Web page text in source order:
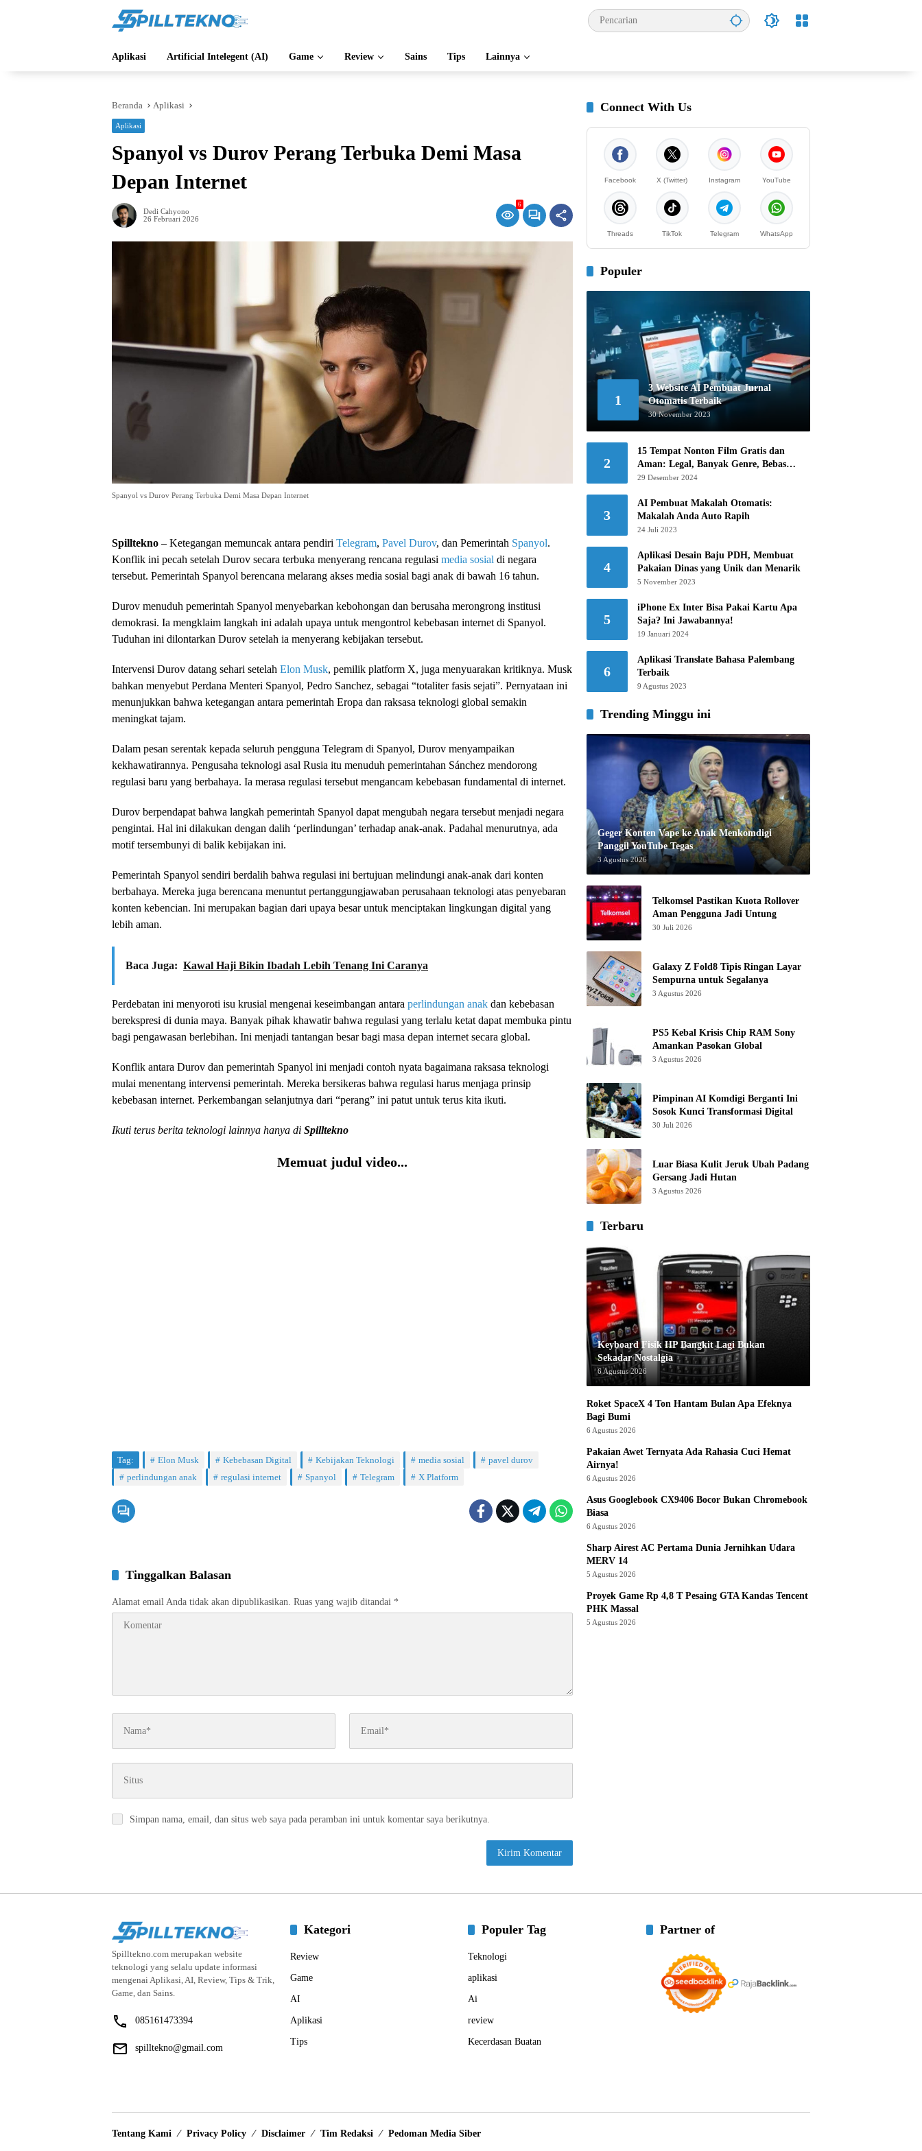
Aplikasi Artificial Intelegent (AI) Game Review Sains Tips Lainnya
Beranda Aplikasi
Aplikasi
Spanyol vs Durov Perang Terbuka Demi Masa
Depan Internet
Dedi Cahyono
26 Februari 2026
6
Spanyol vs Durov Perang Terbuka Demi Masa Depan Internet
Spilltekno – Ketegangan memuncak antara pendiri Telegram, Pavel Durov, dan Pemerintah Spanyol.
Konflik ini pecah setelah Durov secara terbuka menyerang rencana regulasi media sosial di negara
tersebut. Pemerintah Spanyol berencana melarang akses media sosial bagi anak di bawah 16 tahun.
Durov menuduh pemerintah Spanyol menyebarkan kebohongan dan berusaha merongrong institusi
demokrasi. Ia mengklaim langkah ini adalah upaya untuk mengontrol kebebasan internet di Spanyol.
Tuduhan ini dilontarkan Durov setelah ia menyerang kebijakan tersebut.
Intervensi Durov datang sehari setelah Elon Musk, pemilik platform X, juga menyuarakan kritiknya. Musk
bahkan menyebut Perdana Menteri Spanyol, Pedro Sanchez, sebagai “totaliter fasis sejati”. Pernyataan ini
menunjukkan bahwa ketegangan antara pemerintah Eropa dan raksasa teknologi global semakin
meningkat tajam.
Dalam pesan serentak kepada seluruh pengguna Telegram di Spanyol, Durov menyampaikan
kekhawatirannya. Pengusaha teknologi asal Rusia itu menuduh pemerintahan Sánchez mendorong
regulasi baru yang berbahaya. Ia merasa regulasi tersebut mengancam kebebasan fundamental di internet.
Durov berpendapat bahwa langkah pemerintah Spanyol dapat mengubah negara tersebut menjadi negara
pengintai. Hal ini dilakukan dengan dalih ‘perlindungan’ terhadap anak-anak. Padahal menurutnya, ada
motif tersembunyi di balik kebijakan ini.
Pemerintah Spanyol sendiri berdalih bahwa regulasi ini bertujuan melindungi anak-anak dari konten
berbahaya. Mereka juga berencana menuntut pertanggungjawaban perusahaan teknologi atas penyebaran
konten kebencian. Ini merupakan bagian dari upaya besar untuk menciptakan lingkungan digital yang
lebih aman.
Baca Juga: Kawal Haji Bikin Ibadah Lebih Tenang Ini Caranya
Perdebatan ini menyoroti isu krusial mengenai keseimbangan antara perlindungan anak dan kebebasan
berekspresi di dunia maya. Banyak pihak khawatir bahwa regulasi yang terlalu ketat dapat membuka pintu
bagi pengawasan berlebihan. Ini menjadi tantangan besar bagi masa depan internet secara global.
Konflik antara Durov dan pemerintah Spanyol ini menjadi contoh nyata bagaimana raksasa teknologi
mulai menentang intervensi pemerintah. Mereka bersikeras bahwa regulasi harus menjaga prinsip
kebebasan internet. Perkembangan selanjutnya dari “perang” ini patut untuk terus kita ikuti.
Ikuti terus berita teknologi lainnya hanya di Spilltekno
Memuat judul video...
Tag: Elon Musk Kebebasan Digital Kebijakan Teknologi media sosial
pavel durov
perlindungan anak
regulasi internet Spanyol Telegram X Platform
Tinggalkan Balasan
Alamat email Anda tidak akan dipublikasikan. Ruas yang wajib ditandai *
Simpan nama, email, dan situs web saya pada peramban ini untuk komentar saya berikutnya.
Connect With Us
Facebook X (Twitter) Instagram YouTube
Threads TikTok Telegram WhatsApp
Populer
1
3 Website AI Pembuat Jurnal
Otomatis Terbaik
30 November 2023
2
15 Tempat Nonton Film Gratis dan
Aman: Legal, Banyak Genre, Bebas
Khawatir!
29 Desember 2024
3
AI Pembuat Makalah Otomatis:
Makalah Anda Auto Rapih
24 Juli 2023
4
Aplikasi Desain Baju PDH, Membuat
Pakaian Dinas yang Unik dan Menarik
5 November 2023
5
iPhone Ex Inter Bisa Pakai Kartu Apa
Saja? Ini Jawabannya!
19 Januari 2024
6
Aplikasi Translate Bahasa Palembang
Terbaik
9 Agustus 2023
Trending Minggu ini
Geger Konten Vape ke Anak Menkomdigi
Panggil YouTube Tegas
3 Agustus 2026
Telkomsel Pastikan Kuota Rollover
Aman Pengguna Jadi Untung
30 Juli 2026
Galaxy Z Fold8 Tipis Ringan Layar
Sempurna untuk Segalanya
3 Agustus 2026
PS5 Kebal Krisis Chip RAM Sony
Amankan Pasokan Global
3 Agustus 2026
Pimpinan AI Komdigi Berganti Ini
Sosok Kunci Transformasi Digital
30 Juli 2026
Luar Biasa Kulit Jeruk Ubah Padang
Gersang Jadi Hutan
3 Agustus 2026
Terbaru
Keyboard Fisik HP Bangkit Lagi Bukan
Sekadar Nostalgia
6 Agustus 2026
Roket SpaceX 4 Ton Hantam Bulan Apa Efeknya
Bagi Bumi
6 Agustus 2026
Pakaian Awet Ternyata Ada Rahasia Cuci Hemat
Airnya!
6 Agustus 2026
Asus Googlebook CX9406 Bocor Bukan Chromebook
Biasa
6 Agustus 2026
Sharp Airest AC Pertama Dunia Jernihkan Udara
MERV 14
5 Agustus 2026
Proyek Game Rp 4,8 T Pesaing GTA Kandas Tencent
PHK Massal
5 Agustus 2026
Spilltekno.com merupakan website
teknologi yang selalu update informasi
mengenai Aplikasi, AI, Review, Tips & Trik,
Game, dan Sains.
085161473394
spilltekno@gmail.com
Kategori
Review
Game
AI
Aplikasi
Tips
Populer Tag
Teknologi
aplikasi
Ai
review
Kecerdasan Buatan
Partner of
Tentang Kami Privacy Policy Disclaimer Tim Redaksi Pedoman Media Siber